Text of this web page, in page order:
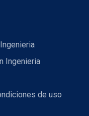
Ingenieria
de uso